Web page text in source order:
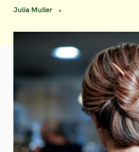
Julia Muller